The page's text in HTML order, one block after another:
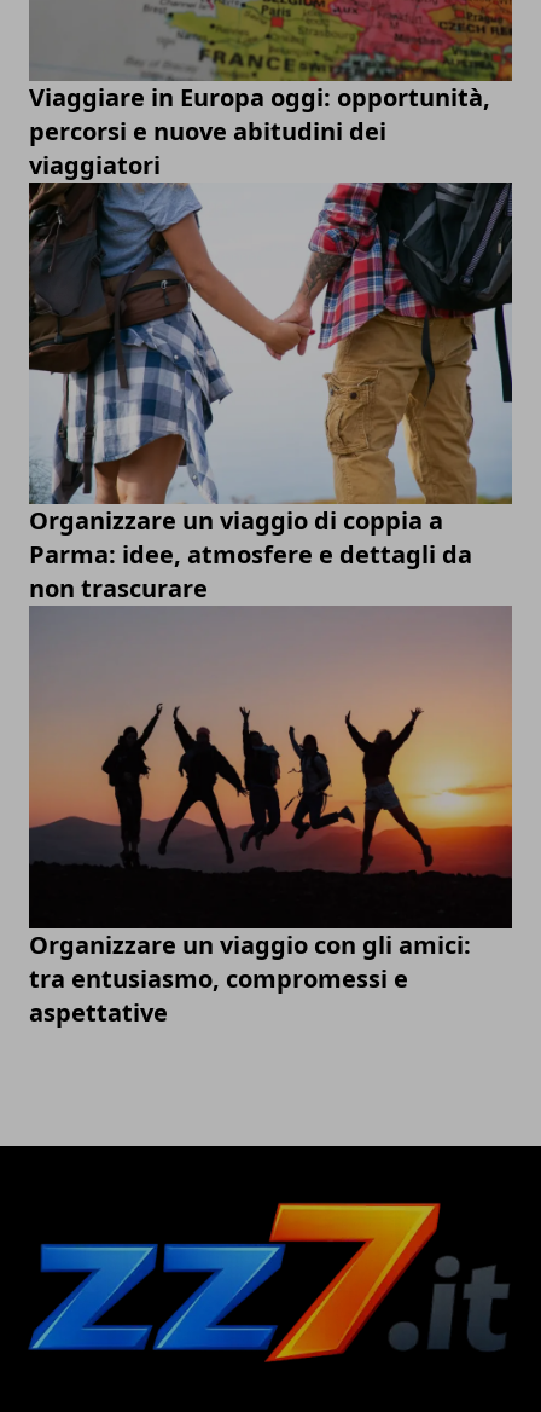
Viaggiare in Europa oggi: opportunità,
percorsi e nuove abitudini dei
viaggiatori
Organizzare un viaggio di coppia a
Parma: idee, atmosfere e dettagli da
non trascurare
Organizzare un viaggio con gli amici:
tra entusiasmo, compromessi e
aspettative